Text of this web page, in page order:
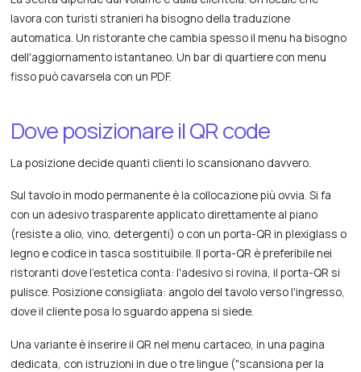
lavora con turisti stranieri ha bisogno della traduzione
automatica. Un ristorante che cambia spesso il menu ha bisogno
dell'aggiornamento istantaneo. Un bar di quartiere con menu
fisso può cavarsela con un PDF.
Dove posizionare il QR code
La posizione decide quanti clienti lo scansionano davvero.
Sul tavolo in modo permanente è la collocazione più ovvia. Si fa
con un adesivo trasparente applicato direttamente al piano
(resiste a olio, vino, detergenti) o con un porta-QR in plexiglass o
legno e codice in tasca sostituibile. Il porta-QR è preferibile nei
ristoranti dove l'estetica conta: l'adesivo si rovina, il porta-QR si
pulisce. Posizione consigliata: angolo del tavolo verso l'ingresso,
dove il cliente posa lo sguardo appena si siede.
Una variante è inserire il QR nel menu cartaceo, in una pagina
dedicata, con istruzioni in due o tre lingue ("scansiona per la